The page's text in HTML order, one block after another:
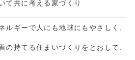
て共に考える家づくり
ルギーで人にも地球にもやさしく、
の持てる住まいづくりをとおして、